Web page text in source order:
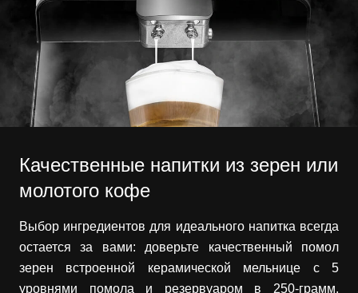
Качественные напитки из зерен или
молотого кофе
Выбор ингредиентов для идеального напитка всегда
остается за вами: доверьте качественный помол
зерен встроенной керамической мельнице с 5
уровнями помола и резервуаром в 250-грамм.